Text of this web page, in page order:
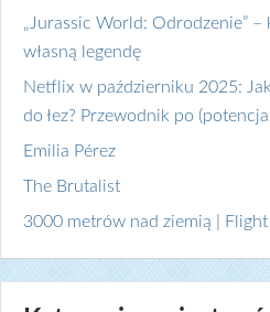
„Jurassic World: Odrodzenie”
własną legendę
Netflix w październiku 2025:
do łez? Przewodnik po
Emilia Pérez
The Brutalist
3000 metrów nad ziemią | Flight